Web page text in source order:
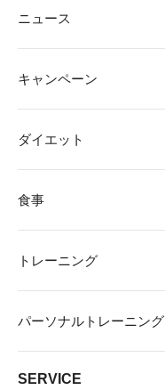
ニュース
キャンペーン
ダイエット
食事
トレーニング
パーソナルトレーニング
SERVICE